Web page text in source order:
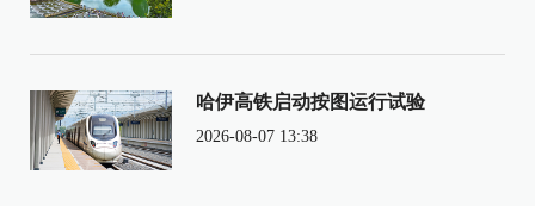
哈伊高铁启动按图运行试验
2026-08-07 13:38